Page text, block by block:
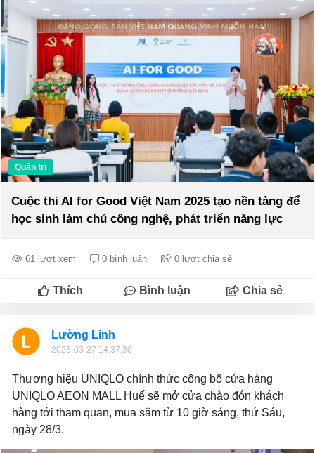
Quản trị
Cuộc thi AI for Good Việt Nam 2025 tạo nền tảng để
học sinh làm chủ công nghệ, phát triển năng lực
61 lượt xem 0 bình luận 0 lượt chia sẻ
Thích Bình luận Chia sẻ
Lường Linh
2025-03-27 14:37:30
Thương hiệu UNIQLO chính thức công bố cửa hàng
UNIQLO AEON MALL Huế sẽ mở cửa chào đón khách
hàng tới tham quan, mua sắm từ 10 giờ sáng, thứ Sáu,
ngày 28/3.